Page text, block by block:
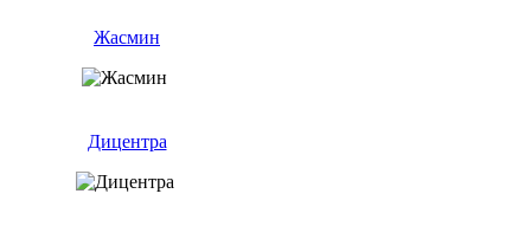
Жасмин
Дицентра